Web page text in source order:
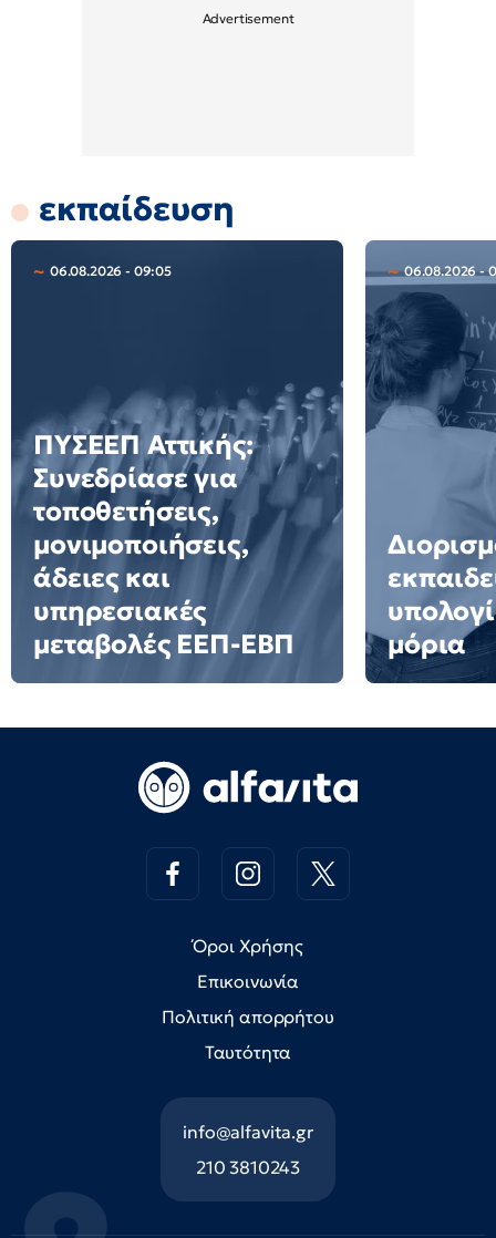
εκπαίδευση
06.08.2026 - 09:05
ΠΥΣΕΕΠ Αττικής:
Συνεδρίασε για
τοποθετήσεις,
μονιμοποιήσεις,
άδειες και
υπηρεσιακές
μεταβολές ΕΕΠ-ΕΒΠ
06.08.2026 -
μόρια
Όροι Χρήσης
Επικοινωνία
Πολιτική απορρήτου
Ταυτότητα
info@alfavita.gr
210 3810243